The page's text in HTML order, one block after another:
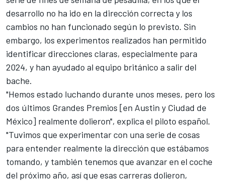
desarrollo no ha ido en la dirección correcta y los
cambios no han funcionado según lo previsto. Sin
embargo, los experimentos realizados han permitido
identificar direcciones claras, especialmente para
2024, y han ayudado al equipo británico a salir del
bache.
"Hemos estado luchando durante unos meses, pero los
dos últimos Grandes Premios [en Austin y Ciudad de
México] realmente dolieron", explica el piloto español.
"Tuvimos que experimentar con una serie de cosas
para entender realmente la dirección que estábamos
tomando, y también tenemos que avanzar en el coche
del próximo año, así que esas carreras dolieron,